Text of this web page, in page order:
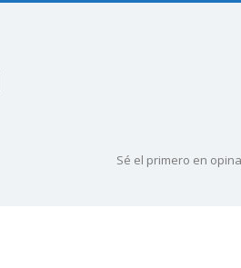
Sé el primero en